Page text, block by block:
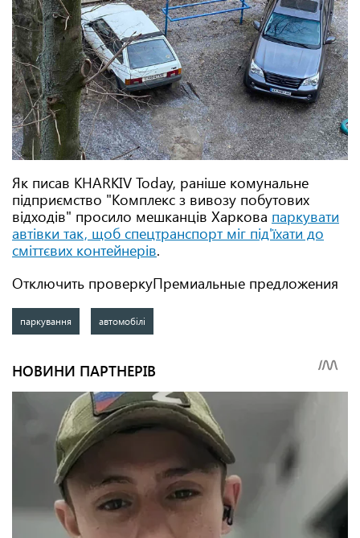
Як писав KHARKIV Today, раніше комунальне
підприємство "Комплекс з вивозу побутових
відходів" просило мешканців Харкова паркувати
автівки так, щоб спецтранспорт міг під'їхати до
сміттєвих контейнерів.
Отключить проверкуПремиальные предложения
паркування автомобілі